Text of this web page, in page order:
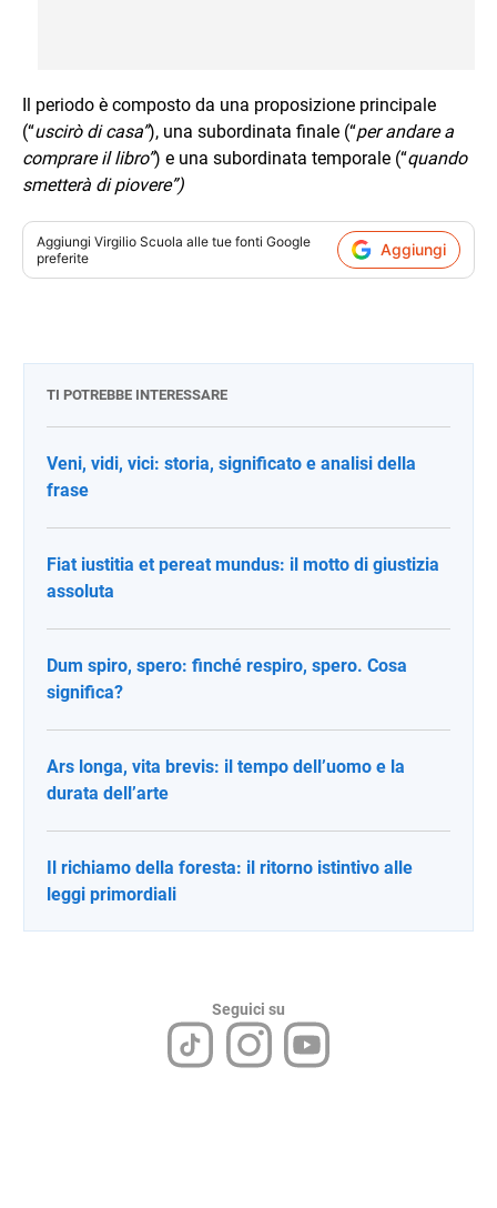
Il periodo è composto da una proposizione principale
(“uscirò di casa”), una subordinata finale (“per andare a
comprare il libro”) e una subordinata temporale (“quando
smetterà di piovere”)
Aggiungi Virgilio Scuola alle tue fonti Google
preferite
Aggiungi
TI POTREBBE INTERESSARE
Veni, vidi, vici: storia, significato e analisi della
frase
Fiat iustitia et pereat mundus: il motto di giustizia
assoluta
Dum spiro, spero: finché respiro, spero. Cosa
significa?
Ars longa, vita brevis: il tempo dell’uomo e la
durata dell’arte
Il richiamo della foresta: il ritorno istintivo alle
leggi primordiali
Seguici su